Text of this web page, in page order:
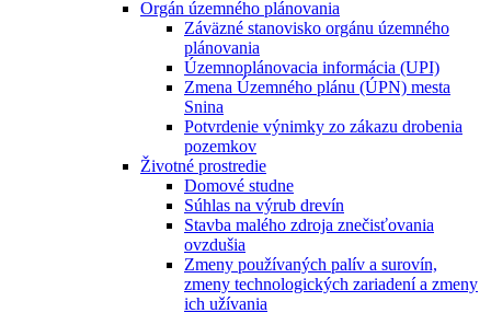
Orgán územného plánovania
Záväzné stanovisko orgánu územného
plánovania
Územnoplánovacia informácia (UPI)
Zmena Územného plánu (ÚPN) mesta
Snina
Potvrdenie výnimky zo zákazu drobenia
pozemkov
Životné prostredie
Domové studne
Súhlas na výrub drevín
Stavba malého zdroja znečisťovania
ovzdušia
Zmeny používaných palív a surovín,
zmeny technologických zariadení a zmeny
ich užívania